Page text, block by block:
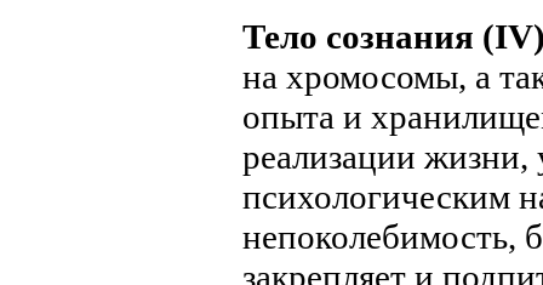
Тело сознания
на хромосомы, а
опыта и
реализации жизни,
психологическим
непоколебимость,
закрепляет и